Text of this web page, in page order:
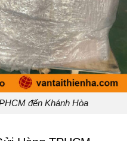
đến Khánh Hòa